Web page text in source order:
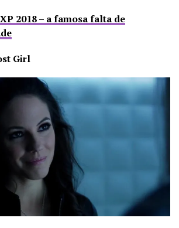
2018 – a famosa falta de
Girl